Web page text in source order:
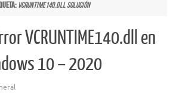
VCRUNTIME140.dll solución
VCRUNTIME140.dll en
10 – 2020